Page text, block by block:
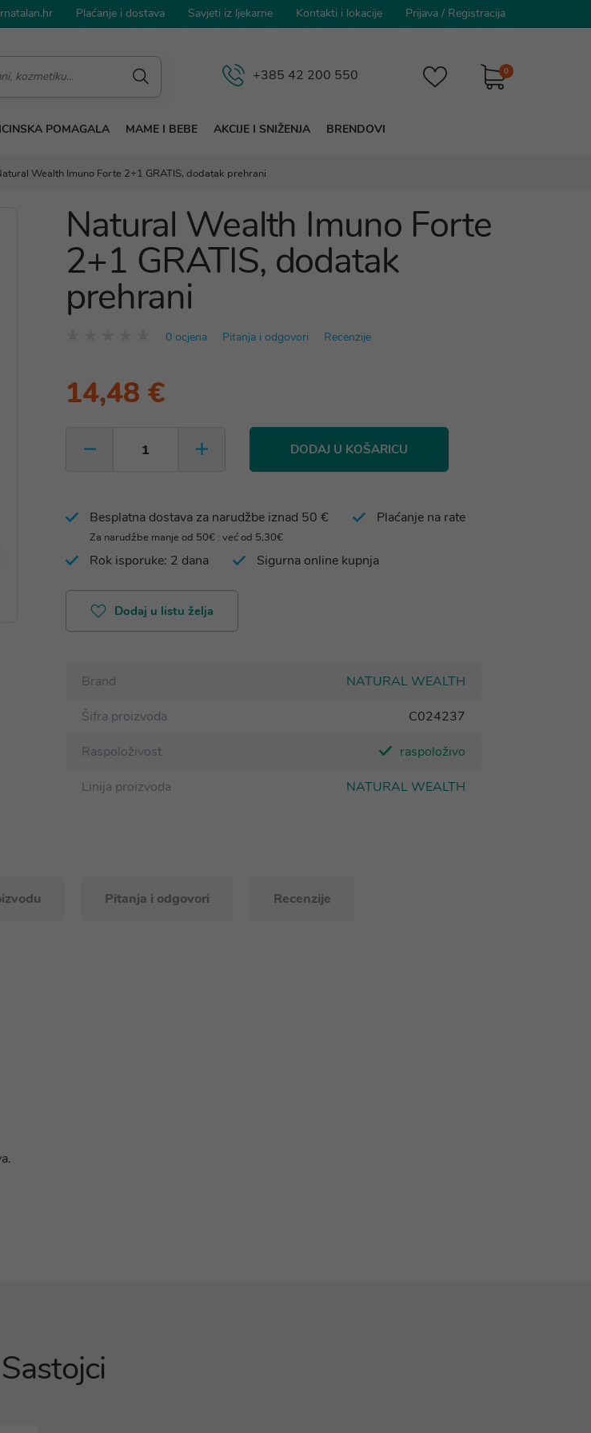
Plaćanje i dostava Savjeti iz ljekarne Kontakti i lokacije Prijava / Registracija
0
+385 42 200 550
POMAGALA MAME I BEBE AKCIJE I SNIŽENJA BRENDOVI
Wealth Imuno Forte 2+1 GRATIS, dodatak prehrani
Natural Wealth Imuno Forte
2+1 GRATIS, dodatak
prehrani
0 ocjena Pitanja i odgovori Recenzije
14,48 €
DODAJ U KOŠARICU
Besplatna dostava za narudžbe iznad 50 €
Za narudžbe manje od 50€ : već od 5,30€
Plaćanje na rate
Rok isporuke: 2 dana Sigurna online kupnja
Dodaj u listu želja
Brand
NATURAL WEALTH
Šifra proizvoda
C024237
Raspoloživost
raspoloživo
Linija proizvoda
NATURAL WEALTH
Pitanja i odgovori Recenzije
Sastojci